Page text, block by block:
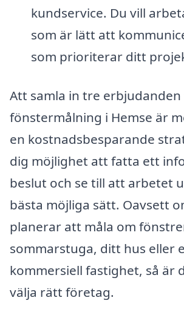
kundservice. Du vill
som är lätt att
som prioriterar ditt
Att samla in tre
fönstermålning i Hemse är
en kostnadsbesparande
dig möjlighet att fatta ett
beslut och se till att arbetet
bästa möjliga sätt. Oavsett
planerar att måla om
sommarstuga, ditt hus eller
kommersiell fastighet, så är
välja rätt företag.